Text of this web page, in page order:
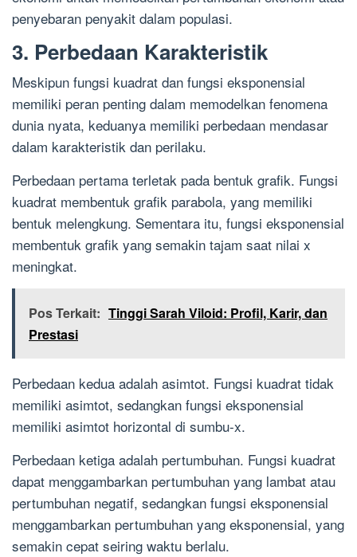
penyebaran penyakit dalam populasi.
3. Perbedaan Karakteristik
Meskipun fungsi kuadrat dan fungsi eksponensial
memiliki peran penting dalam memodelkan fenomena
dunia nyata, keduanya memiliki perbedaan mendasar
dalam karakteristik dan perilaku.
Perbedaan pertama terletak pada bentuk grafik. Fungsi
kuadrat membentuk grafik parabola, yang memiliki
bentuk melengkung. Sementara itu, fungsi eksponensial
membentuk grafik yang semakin tajam saat nilai x
meningkat.
Pos Terkait: Tinggi Sarah Viloid: Profil, Karir, dan
Prestasi
Perbedaan kedua adalah asimtot. Fungsi kuadrat tidak
memiliki asimtot, sedangkan fungsi eksponensial
memiliki asimtot horizontal di sumbu-x.
Perbedaan ketiga adalah pertumbuhan. Fungsi kuadrat
dapat menggambarkan pertumbuhan yang lambat atau
pertumbuhan negatif, sedangkan fungsi eksponensial
menggambarkan pertumbuhan yang eksponensial, yang
semakin cepat seiring waktu berlalu.